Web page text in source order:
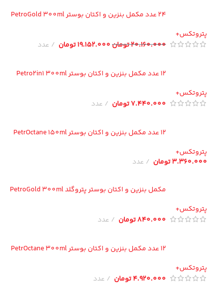
24 عدد مکمل بنزین و اکتان بوستر PetroGold 300ml
20.160.000تومان19.152.000تومان عدد
12 عدد مکمل بنزین و اکتان بوستر Petro2in1 300ml
7.440.000تومان عدد
12 عدد مکمل بنزین و اکتان بوستر PetrOctane 150ml
تومان عدد
مکمل بنزین و اکتان بوستر پتروگلد PetroGold 300ml
840.000تومان عدد
12 عدد مکمل بنزین و اکتان بوستر PetrOctane 300ml
4.920.000تومان عدد